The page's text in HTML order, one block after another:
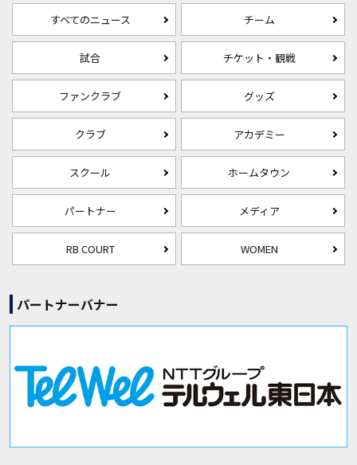
すべてのニュース チーム
試合 チケット・観戦
ファンクラブ グッズ
クラブ アカデミー
スクール ホームタウン
パートナー メディア
RB COURT WOMEN
パートナーバナー